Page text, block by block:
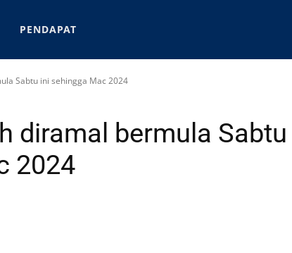
PENDAPAT
Sabtu ini sehingga Mac 2024
diramal bermula Sabtu
2024